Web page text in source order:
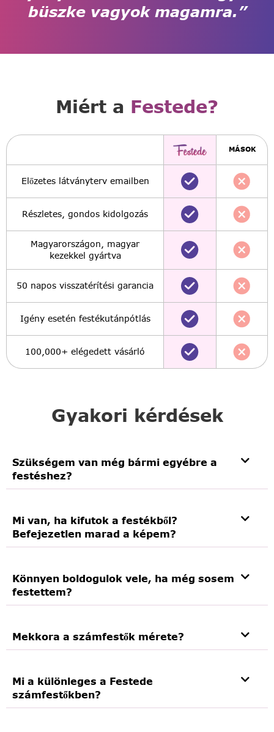
büszke vagyok magamra.”
Gyakori kérdések
Szükségem van még bármi egyébre a
festéshez?
Mi van, ha kifutok a festékből?
Befejezetlen marad a képem?
Könnyen boldogulok vele, ha még sosem
festettem?
Mekkora a számfestők mérete?
Mi a különleges a Festede
számfestőkben?
Miért a Festede?
MÁSOK
Előzetes látványterv emailben
Részletes, gondos kidolgozás
Magyarországon, magyar
kezekkel gyártva
50 napos visszatérítési garancia
Igény esetén festékutánpótlás
100,000+ elégedett vásárló